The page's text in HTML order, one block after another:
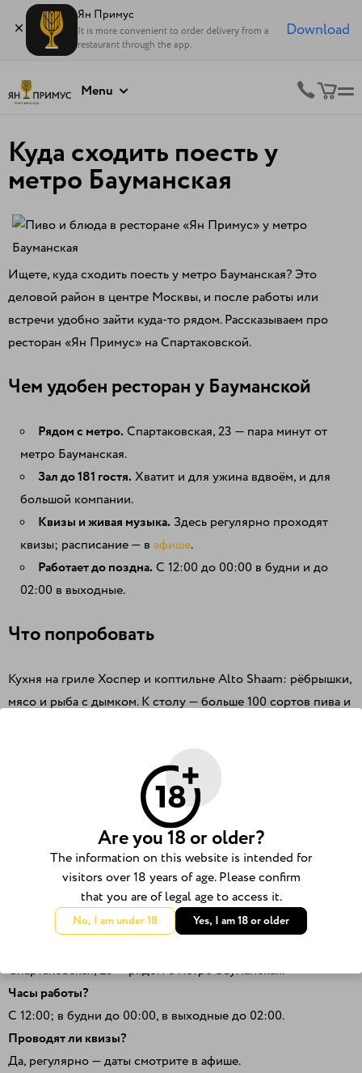
Ян Примус
It is more convenient to order delivery from a
restaurant through the app.
Download
Menu
Куда сходить поесть у
метро Бауманская
Ищете, куда сходить поесть у метро Бауманская? Это
деловой район в центре Москвы, и после работы или
встречи удобно зайти куда-то рядом. Рассказываем про
ресторан «Ян Примус» на Спартаковской.
Чем удобен ресторан у Бауманской
Рядом с метро. Спартаковская, 23 — пара минут от
метро Бауманская.
Зал до 181 гостя. Хватит и для ужина вдвоём, и для
большой компании.
Квизы и живая музыка. Здесь регулярно проходят
квизы; расписание — в афише.
Работает до поздна. С 12:00 до 00:00 в будни и до
02:00 в выходные.
Что попробовать
Кухня на гриле Хоспер и коптильне Alto Shaam: рёбрышки,
мясо и рыба с дымком. К столу — больше 100 сортов пива и
странице ресторана у Бауманской
Для каких случаев подойдёт
Намечается повод — загляните в подборки:где отметить
день рожденияигде провести корпоратив.
Частые вопросы
Спартаковская, 23 — рядом с метро Бауманская.
Часы работы?
С 12:00; в будни до 00:00, в выходные до 02:00.
Проводят ли квизы?
Да, регулярно — даты смотрите в афише.
Are you 18 or older?
The information on this website is intended for
visitors over 18 years of age. Please confirm
that you are of legal age to access it.
No, I am under 18 Yes, I am 18 or older